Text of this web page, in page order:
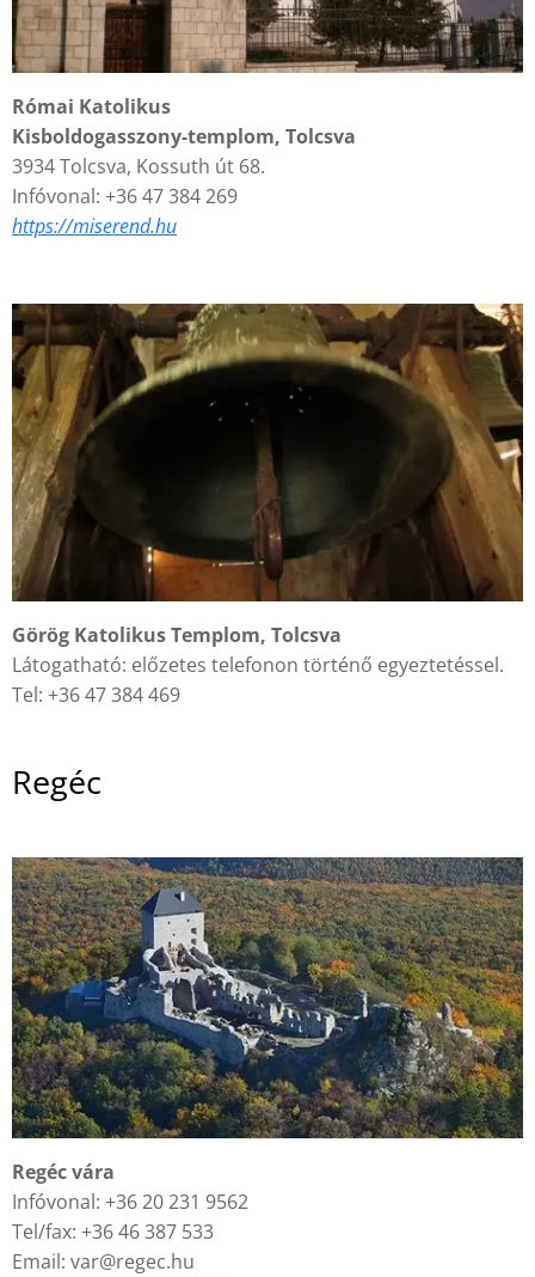
Római Katolikus
Kisboldogasszony-templom, Tolcsva
3934 Tolcsva, Kossuth út 68.
Infóvonal: +36 47 384 269
https://miserend.hu
Görög Katolikus Templom, Tolcsva
Látogatható: előzetes telefonon történő egyeztetéssel.
Tel: +36 47 384 469
Regéc
Regéc vára
Infóvonal: +36 20 231 9562
Tel/fax: +36 46 387 533
Email: var@regec.hu